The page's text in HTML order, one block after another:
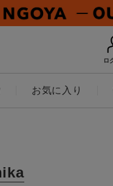
ロ
お気に入り